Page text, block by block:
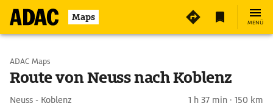
Maps MENÜ
Start wählen
ADAC Maps
Route von Neuss nach Koblenz
Neuss - Koblenz 1 h 37 min · 150 km